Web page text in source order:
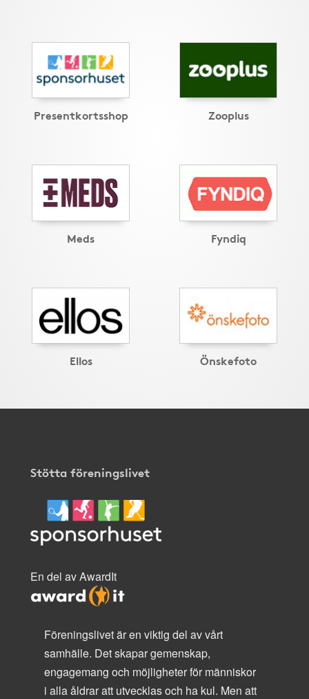
Presentkortsshop Zooplus
Meds Fyndiq
Ellos Önskefoto
Stötta föreningslivet
En del av AwardIt
Föreningslivet är en viktig del av vårt
samhälle. Det skapar gemenskap,
engagemang och möjligheter för människor
i alla åldrar att utvecklas och ha kul. Men att